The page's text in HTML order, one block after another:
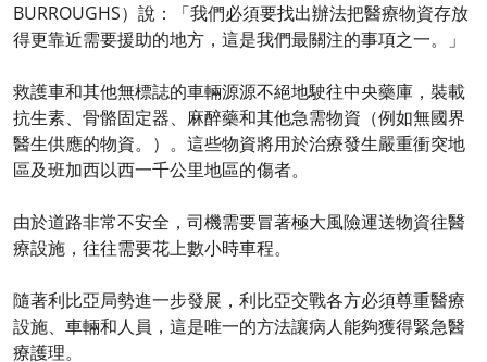
BURROUGHS）說：「我們必須要找出辦法把醫療物資存放
得更靠近需要援助的地方，這是我們最關注的事項之一。」
救護車和其他無標誌的車輛源源不絕地駛往中央藥庫，裝載
抗生素、骨骼固定器、麻醉藥和其他急需物資（例如無國界
醫生供應的物資。）。這些物資將用於治療發生嚴重衝突地
區及班加西以西一千公里地區的傷者。
由於道路非常不安全，司機需要冒著極大風險運送物資往醫
療設施，往往需要花上數小時車程。
隨著利比亞局勢進一步發展，利比亞交戰各方必須尊重醫療
設施、車輛和人員，這是唯一的方法讓病人能夠獲得緊急醫
療護理。